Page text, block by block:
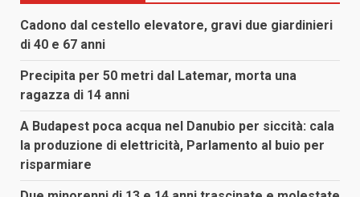
Cadono dal cestello elevatore, gravi due giardinieri
di 40 e 67 anni
Precipita per 50 metri dal Latemar, morta una
ragazza di 14 anni
A Budapest poca acqua nel Danubio per siccità: cala
la produzione di elettricità, Parlamento al buio per
risparmiare